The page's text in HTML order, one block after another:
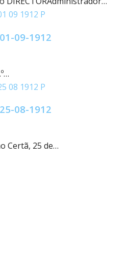
09-1912
08-1912
Certã, 25 de…